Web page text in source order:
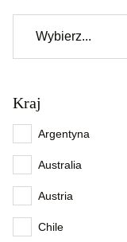
Kraj
Argentyna
Australia
Austria
Chile